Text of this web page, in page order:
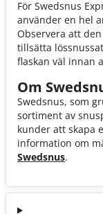
För Swedsnus
använder en hel
Observera att
tillsätta
flaskan väl innan
Om
Swedsnus, som
sortiment av
kunder att skapa
information om
Swedsnus.